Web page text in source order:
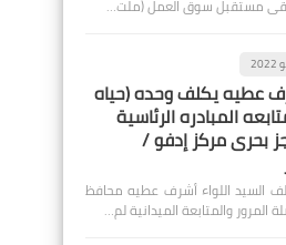
عطيه يكلف وحده (حياه
المبادره الرئاسية
بحرى مركز إدفو /
السيد اللواء أشرف عطيه محافظ
والمتابعة الميدانية لم…